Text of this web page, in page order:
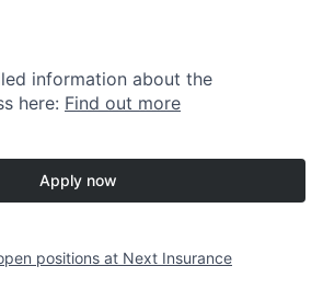
information about the
here: Find out more
Apply now
positions at Next Insurance